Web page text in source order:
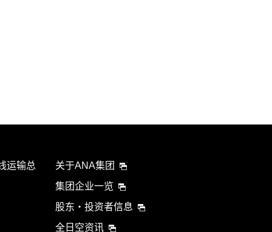
运输总
关于ANA集团
集团企业一览
股东・投资者信息
全日空资讯